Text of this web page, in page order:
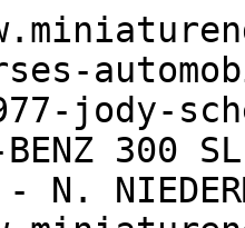
jody-
BENZ 300
N.